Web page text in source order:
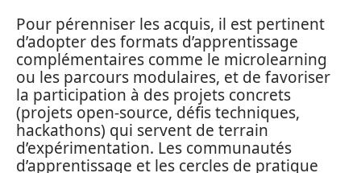
Pour pérenniser les acquis, il est pertinent
d’adopter des formats d’apprentissage
complémentaires comme le microlearning
ou les parcours modulaires, et de favoriser
la participation à des projets concrets
(projets open-source, défis techniques,
hackathons) qui servent de terrain
d’expérimentation. Les communautés
d’apprentissage et les cercles de pratique